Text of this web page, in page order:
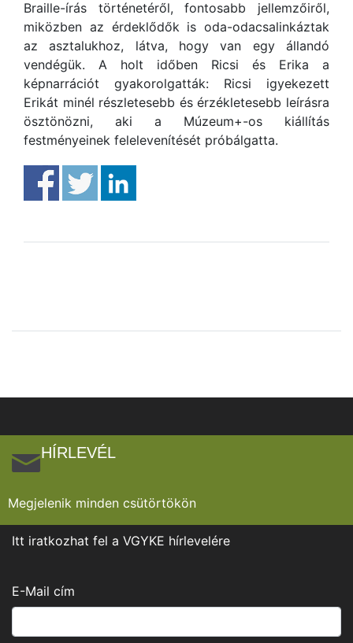
Braille-írás történetéről, fontosabb jellemzőiről,
miközben az érdeklődők is oda-odacsalinkáztak
az asztalukhoz, látva, hogy van egy állandó
vendégük. A holt időben Ricsi és Erika a
képnarrációt gyakorolgatták: Ricsi igyekezett
Erikát minél részletesebb és érzékletesebb leírásra
ösztönözni, aki a Múzeum+-os kiállítás
festményeinek felelevenítését próbálgatta.
HÍRLEVÉL
Megjelenik minden csütörtökön
Itt iratkozhat fel a VGYKE hírlevelére
E-Mail cím